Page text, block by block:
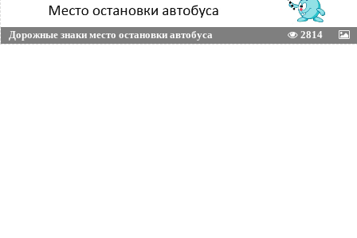
Дорожные знаки место остановки автобуса 2814